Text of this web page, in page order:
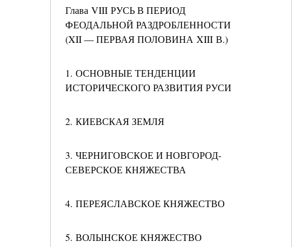
Глава VIII РУСЬ В ПЕРИОД
ФЕОДАЛЬНОЙ РАЗДРОБЛЕННОСТИ
(XII — ПЕРВАЯ ПОЛОВИНА XIII В.)
1. ОСНОВНЫЕ ТЕНДЕНЦИИ
ИСТОРИЧЕСКОГО РАЗВИТИЯ РУСИ
2. КИЕВСКАЯ ЗЕМЛЯ
3. ЧЕРНИГОВСКОЕ И НОВГОРОД-
СЕВЕРСКОЕ КНЯЖЕСТВА
4. ПЕРЕЯСЛАВСКОЕ КНЯЖЕСТВО
5. ВОЛЫНСКОЕ КНЯЖЕСТВО